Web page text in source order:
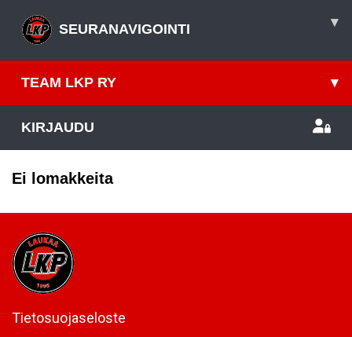
SEURANAVIGOINTI ▾
TEAM LKP RY ▾
KIRJAUDU
Ei lomakkeita
Tietosuojaseloste